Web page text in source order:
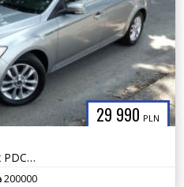
29 990 PLN
.. Klimatronik .. Nawigacja .. 2 x PDC .. Grzane Fotele .. Stan BDB ..
200000